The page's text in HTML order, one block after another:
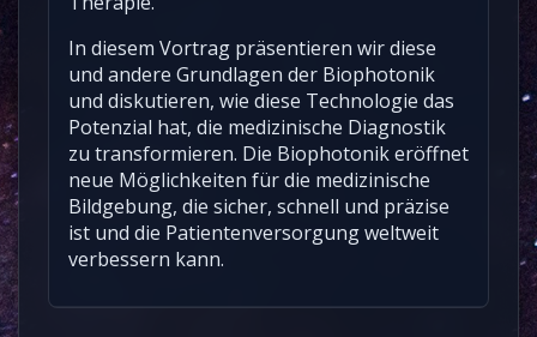
In diesem Vortrag präsentieren wir diese
und andere Grundlagen der Biophotonik
und diskutieren, wie diese Technologie das
Potenzial hat, die medizinische Diagnostik
zu transformieren. Die Biophotonik eröffnet
neue Möglichkeiten für die medizinische
Bildgebung, die sicher, schnell und präzise
ist und die Patientenversorgung weltweit
verbessern kann.